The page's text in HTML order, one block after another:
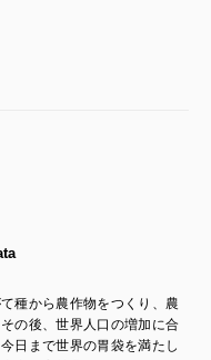
種から農作物をつくり、農
の後、世界人口の増加に合
日まで世界の胃袋を満たし